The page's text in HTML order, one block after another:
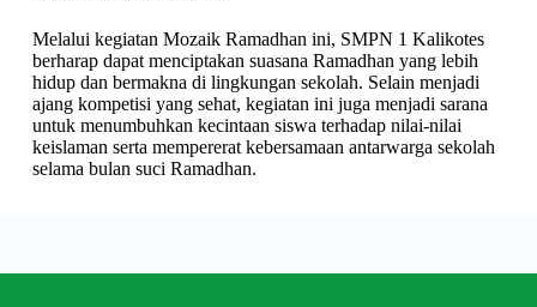
Melalui kegiatan Mozaik Ramadhan ini, SMPN 1 Kalikotes
berharap dapat menciptakan suasana Ramadhan yang lebih
hidup dan bermakna di lingkungan sekolah. Selain menjadi
ajang kompetisi yang sehat, kegiatan ini juga menjadi sarana
untuk menumbuhkan kecintaan siswa terhadap nilai-nilai
keislaman serta mempererat kebersamaan antarwarga sekolah
selama bulan suci Ramadhan.